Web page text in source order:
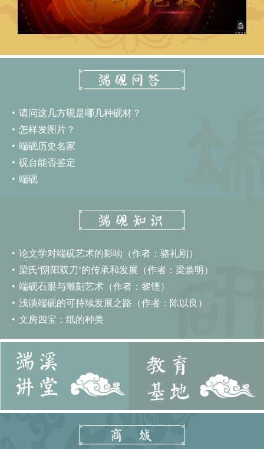
请问这几方硯是哪几种砚材？
怎样发图片？
端砚历史名家
砚台能否鉴定
端砚
论文学对端砚艺术的影响（作者：骆礼刚）
梁氏“阴阳双刀”的传承和发展（作者：梁焕明）
端砚石眼与雕刻艺术（作者：黎铿）
浅谈端砚的可持续发展之路（作者：陈以良）
文房四宝：纸的种类